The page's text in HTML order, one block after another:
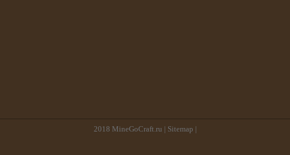
2018 MineGoCraft.ru | Sitemap |